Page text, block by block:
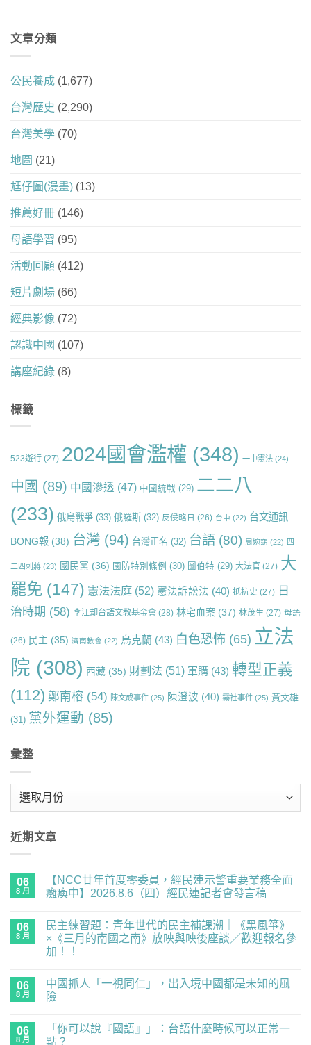
文章分類
公民養成 (1,677)
台灣歷史 (2,290)
台灣美學 (70)
地圖 (21)
尪仔圖(漫畫) (13)
推薦好冊 (146)
母語學習 (95)
活動回顧 (412)
短片劇場 (66)
經典影像 (72)
認識中國 (107)
講座紀錄 (8)
標籤
523遊行 (27) 2024國會濫權 (348) 一中憲法 (24)
中國 (89) 中國滲透 (47) 中國統戰 (29) 二二八
(233) 俄烏戰爭 (33) 俄羅斯 (32) 反侵略日 (26) 台中 (22) 台文通訊
BONG報 (38) 台灣 (94) 台灣正名 (32) 台語 (80) 周婉窈 (22) 四
二四刺蔣 (23) 國民黨 (36) 國防特別條例 (30) 圖伯特 (29) 大法官 (27) 大
罷免 (147) 憲法法庭 (52) 憲法訴訟法 (40) 抵抗史 (27) 日
治時期 (58) 李江却台語文教基金會 (28) 林宅血案 (37) 林茂生 (27) 母語
(26) 民主 (35) 濟南教會 (22) 烏克蘭 (43) 白色恐怖 (65) 立法
院 (308) 西藏 (35) 財劃法 (51) 軍購 (43) 轉型正義
(112) 鄭南榕 (54) 陳文成事件 (25) 陳澄波 (40) 霧社事件 (25) 黃文雄
(31) 黨外運動 (85)
彙整
近期文章
06
8 月
【NCC廿年首度零委員，經民連示警重要業務全面
癱瘓中】2026.8.6（四）經民連記者會發言稿
廿
首
度
員，
經
民
要
留
言
06
8 月
民主練習題：青年世代的民主補課潮｜《黑風箏》
×《三月的南國之南》放映與映後座談／歡迎報名參
加！！
主
練
習
世
留
言
06
8 月
中國抓人「一視同仁」，出入境中國都是未知的風
險
抓
言
06
8 月
「你可以說『國語』」：台語什麼時候可以正常一
點？